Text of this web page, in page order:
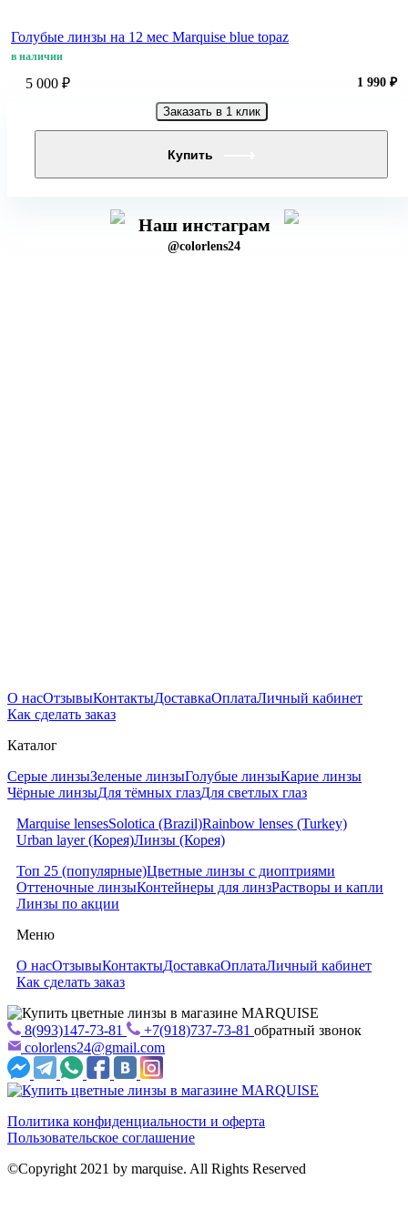
Голубые линзы на 12 мес Marquise blue topaz
в наличии
5 000 ₽ 1 990 ₽
Заказать в 1 клик
Наш инстаграм
@colorlens24
О насОтзывыКонтактыДоставкаОплатаЛичный кабинет
Как сделать заказ
Каталог
Серые линзыЗеленые линзыГолубые линзыКарие линзы
Чёрные линзыДля тёмных глазДля светлых глаз
Marquise lensesSolotica (Brazil)Rainbow lenses (Turkey)
Urban layer (Корея)Линзы (Корея)
Топ 25 (популярные)Цветные линзы с диоптриями
Оттеночные линзыКонтейнеры для линзРастворы и капли
Линзы по акции
Меню
О насОтзывыКонтактыДоставкаОплатаЛичный кабинет
Как сделать заказ
8(993)147-73-81 +7(918)737-73-81 обратный звонок
colorlens24@gmail.com
Политика конфиденциальности и оферта
Пользовательское соглашение
©Copyright 2021 by marquise. All Rights Reserved